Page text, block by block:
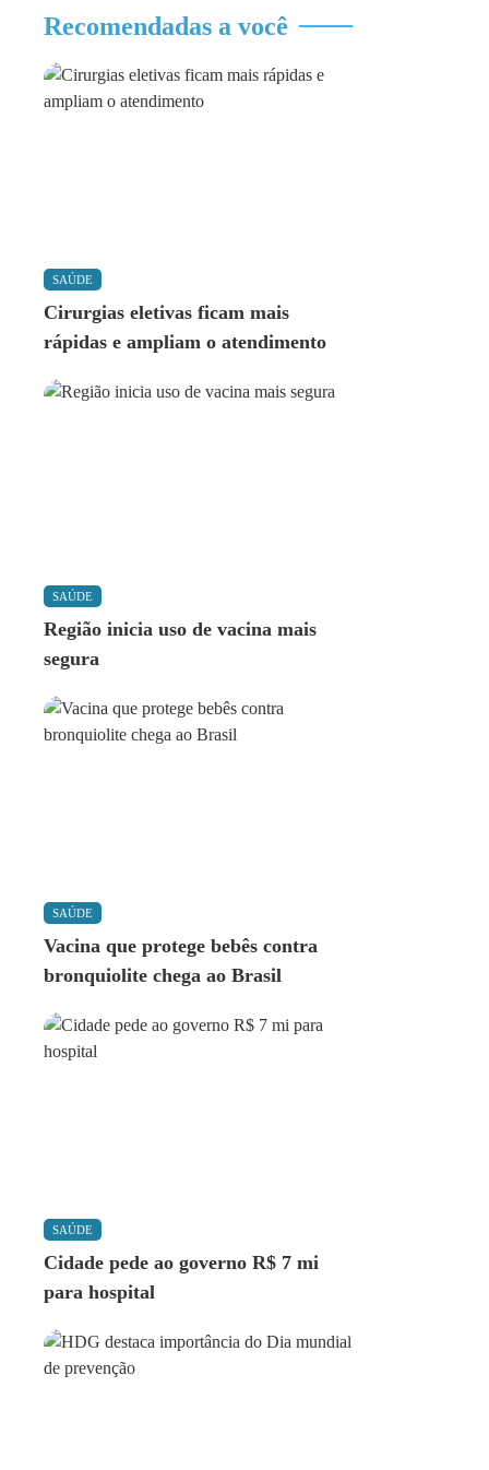
Recomendadas a você
SAÚDE
Cirurgias eletivas ficam mais
rápidas e ampliam o atendimento
SAÚDE
Região inicia uso de vacina mais
segura
SAÚDE
Vacina que protege bebês contra
bronquiolite chega ao Brasil
SAÚDE
Cidade pede ao governo R$ 7 mi
para hospital